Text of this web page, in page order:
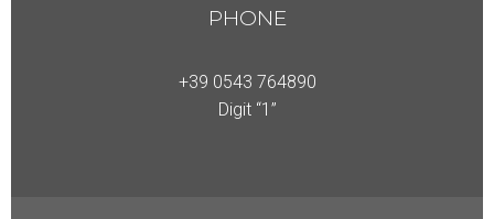
PHONE
+39 0543 764890
Digit “1”